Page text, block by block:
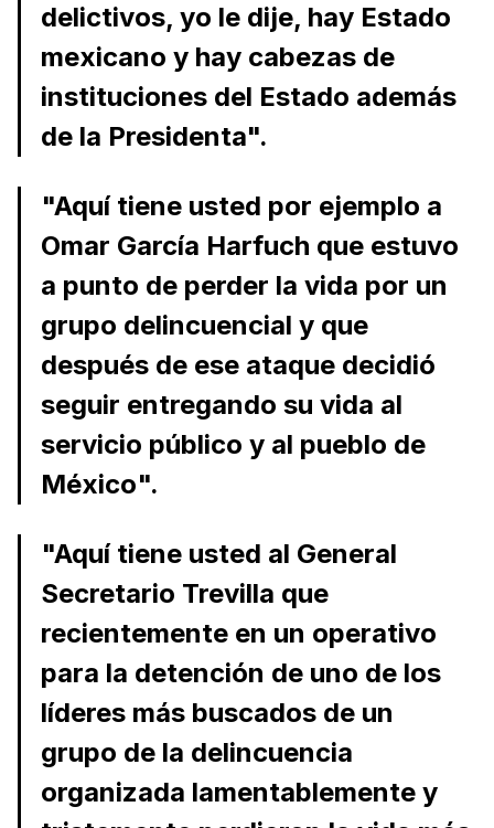
delictivos, yo le dije, hay Estado
mexicano y hay cabezas de
instituciones del Estado además
de la Presidenta".
"Aquí tiene usted por ejemplo a
Omar García Harfuch que estuvo
a punto de perder la vida por un
grupo delincuencial y que
después de ese ataque decidió
seguir entregando su vida al
servicio público y al pueblo de
México".
"Aquí tiene usted al General
Secretario Trevilla que
recientemente en un operativo
para la detención de uno de los
líderes más buscados de un
grupo de la delincuencia
organizada lamentablemente y